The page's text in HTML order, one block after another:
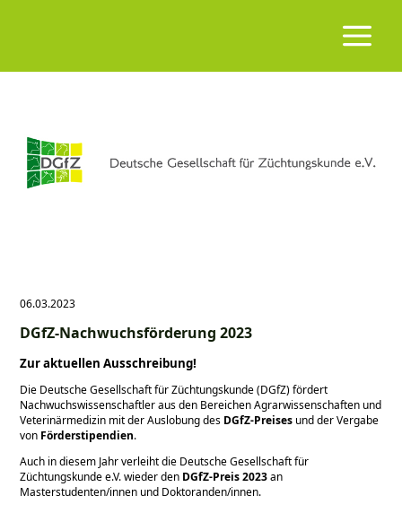
06.03.2023
DGfZ-Nachwuchsförderung 2023
Zur aktuellen Ausschreibung!
Die Deutsche Gesellschaft für Züchtungskunde (DGfZ) fördert
Nachwuchswissenschaftler aus den Bereichen Agrarwissenschaften und
Veterinärmedizin mit der Auslobung des DGfZ-Preises und der Vergabe
von Förderstipendien.
Auch in diesem Jahr verleiht die Deutsche Gesellschaft für
Züchtungskunde e.V. wieder den DGfZ-Preis 2023an
Masterstudenten/innen und Doktoranden/innen.